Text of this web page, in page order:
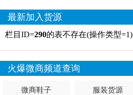
最新加入货源
栏目ID=290的表不存在(操作类型=1)
火爆微商频道查询
微商鞋子 服装货源